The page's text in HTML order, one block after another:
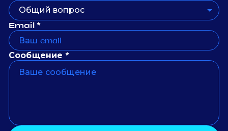
Общий вопрос
Email *
Сообщение *